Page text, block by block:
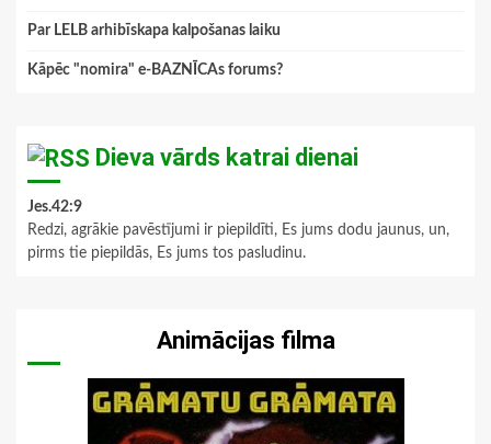
Par LELB arhibīskapa kalpošanas laiku
Kāpēc "nomira" e-BAZNĪCAs forums?
Dieva vārds katrai dienai
Jes.42:9
Redzi, agrākie pavēstījumi ir piepildīti, Es jums dodu jaunus, un,
pirms tie piepildās, Es jums tos pasludinu.
Animācijas filma